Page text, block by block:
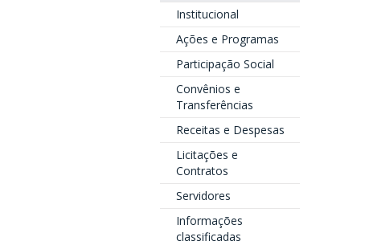
Institucional
Ações e Programas
Participação Social
Convênios e
Transferências
Receitas e Despesas
Licitações e
Contratos
Servidores
Informações
classificadas